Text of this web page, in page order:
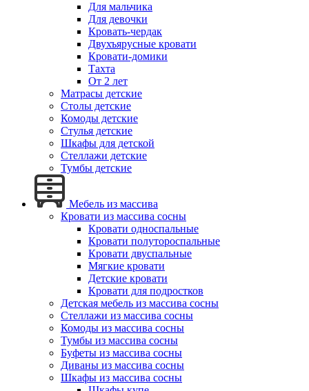
Для мальчика
Для девочки
Кровать-чердак
Двухъярусные кровати
Кровати-домики
Тахта
От 2 лет
Матрасы детские
Столы детские
Комоды детские
Стулья детские
Шкафы для детской
Стеллажи детские
Тумбы детские
Мебель из массива
Кровати из массива сосны
Кровати односпальные
Кровати полутороспальные
Кровати двуспальные
Мягкие кровати
Детские кровати
Кровати для подростков
Детская мебель из массива сосны
Стеллажи из массива сосны
Комоды из массива сосны
Тумбы из массива сосны
Буфеты из массива сосны
Диваны из массива сосны
Шкафы из массива сосны